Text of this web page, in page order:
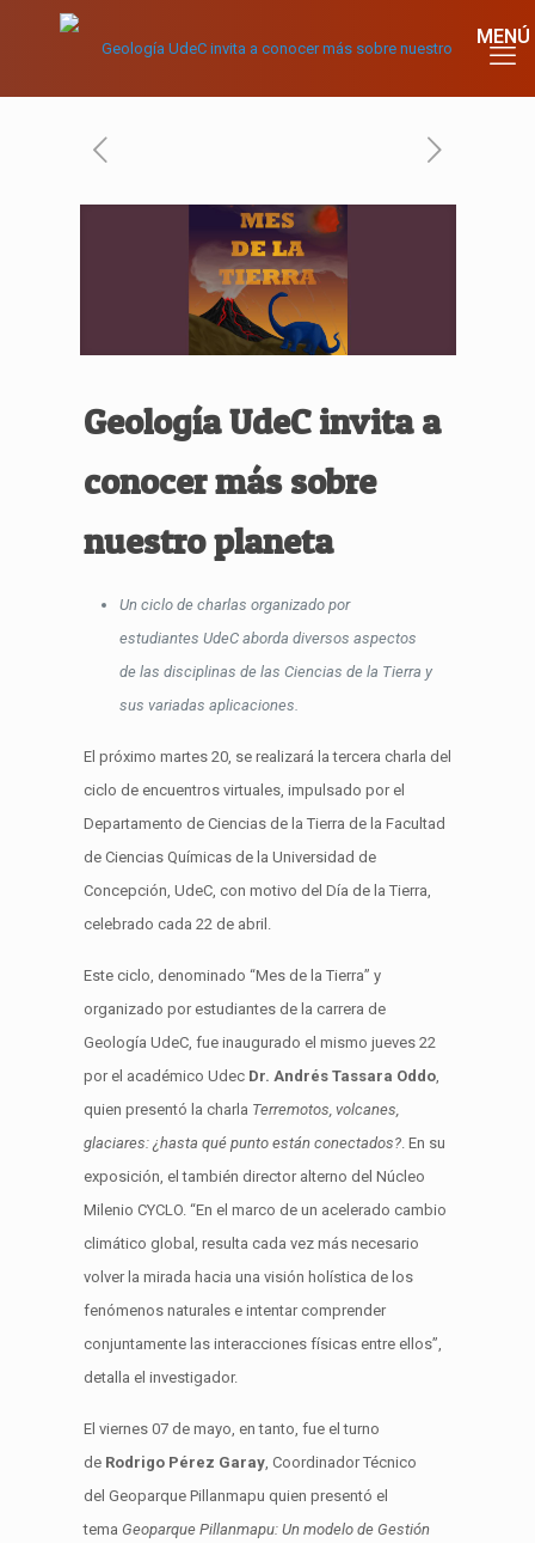
Geología UdeC invita a
conocer más sobre
nuestro planeta
Un ciclo de charlas organizado por
estudiantes UdeCaborda diversos aspectos
de las disciplinas de las Ciencias de la Tierra y
sus variadas aplicaciones.
El próximo martes 20, se realizará la tercera charla del
ciclo de encuentros virtuales, impulsado por el
Departamento de Ciencias de la Tierra de la Facultad
de Ciencias Químicas de la Universidad de
Concepción, UdeC, con motivo del Día de la Tierra,
celebrado cada 22 de abril .
Este ciclo, denominado “Mes de la Tierra” y
organizado por estudiantes de la carrera de
Geología UdeC, fue inaugurado el mismo jueves 22
por el académico Udec Dr. Andrés Tassara Oddo,
quien presentó la charla Terremotos, volcanes,
glaciares: ¿hasta qué punto están conectados?. En su
exposición, el también director alterno del Núcleo
Milenio CYCLO. “En el marco de un acelerado cambio
climático global, resulta cada vez más necesario
volver la mirada hacia una visión holística de los
fenómenos naturales e intentar comprender
conjuntamente las interacciones físicas entre ellos”,
detalla el investigador.
El viernes 07 de mayo, en tanto, fue el turno
de Rodrigo Pérez Garay, Coordinador Técnico
del Geoparque Pillanmapu quien presentó el
tema Geoparque Pillanmapu: Un modelo de Gestión